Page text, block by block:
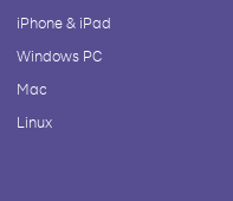
iPhone & iPad
Windows PC
Mac
Linux